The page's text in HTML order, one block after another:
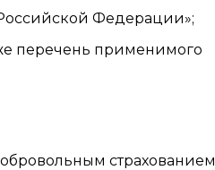
Российской Федерации»;
перечень применимого
страхованием